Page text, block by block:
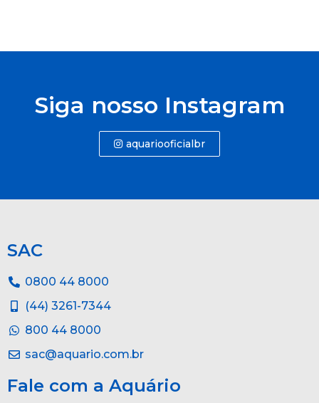
Siga nosso Instagram
aquariooficialbr
SAC
0800 44 8000
(44) 3261-7344
800 44 8000
sac@aquario.com.br
Fale com a Aquário